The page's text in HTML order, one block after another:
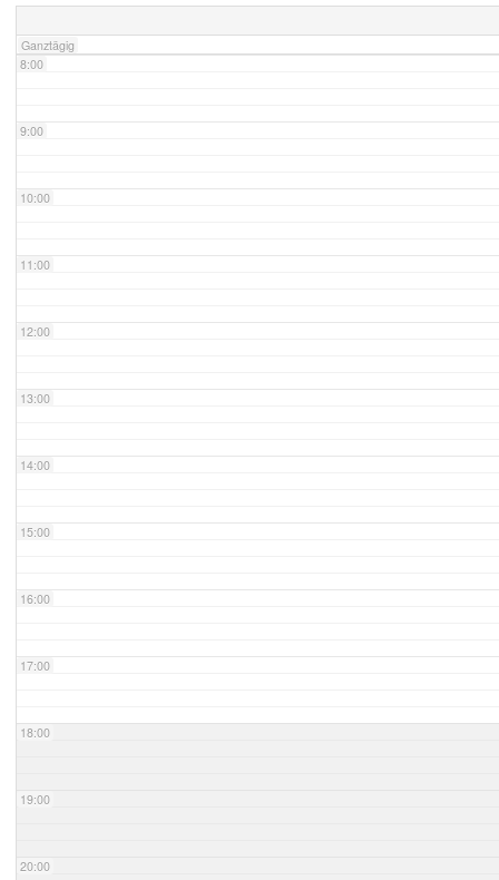
Ganztägig
8:00
9:00
10:00
11:00
12:00
13:00
14:00
15:00
16:00
17:00
18:00
19:00
20:00